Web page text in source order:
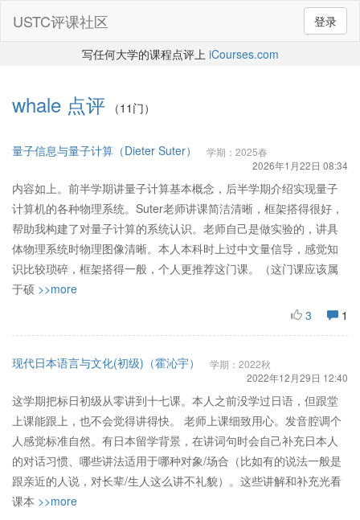
登录
USTC评课社区
写任何大学的课程点评上 iCourses.com
whale 点评 （11门）
量子信息与量子计算（Dieter Suter）
学期：2025春
2026年1月22日 08:34
内容如上。前半学期讲量子计算基本概念，后半学期介绍实现量子
计算机的各种物理系统。Suter老师讲课简洁清晰，框架搭得很好，
帮助我构建了对量子计算的系统认识。老师自己是做实验的，讲具
体物理系统时物理图像清晰。本人本科时上过中文量信导，感觉知
识比较琐碎，框架搭得一般，个人更推荐这门课。（这门课应该属
于硕 >>more
3
1
现代日本语言与文化(初级)（霍沁宇）
学期：2022秋
2022年12月29日 12:40
这学期把标日初级从零讲到十七课。本人之前没学过日语，但跟堂
上课能跟上，也不会觉得讲得快。 老师上课细致用心。发音腔调个
人感觉标准自然。有日本留学背景，在讲词句时会自己补充日本人
的对话习惯、哪些讲法适用于哪种对象/场合（比如有的说法一般是
跟亲近的人说，对长辈/生人这么讲不礼貌）。这些讲解和补充光看
课本 >>more